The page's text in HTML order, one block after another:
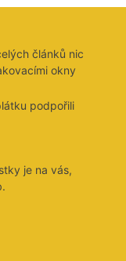
článků nic
okny
podpořili
je na vás,